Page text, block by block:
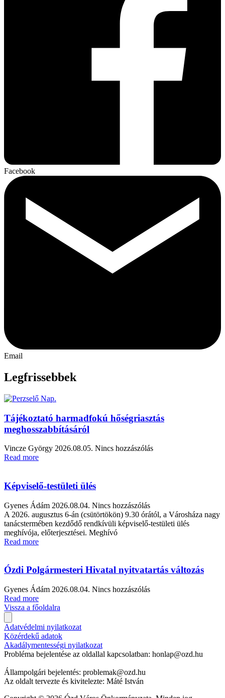
Facebook
Email
Legfrissebbek
Tájékoztató harmadfokú hőségriasztás
meghosszabbításáról
Vincze György 2026.08.05. Nincs hozzászólás
Read more
Képviselő-testületi ülés
Gyenes Ádám 2026.08.04. Nincs hozzászólás
A 2026. augusztus 6-án (csütörtökön) 9.30 órától, a Városháza nagy
tanácstermében kezdődő rendkívüli képviselő-testületi ülés
meghívója, előterjesztései. Meghívó
Read more
Ózdi Polgármesteri Hivatal nyitvatartás változás
Gyenes Ádám 2026.08.04. Nincs hozzászólás
Read more
Vissza a főoldalra
Adatvédelmi nyilatkozat
Közérdekű adatok
Akadálymentességi nyilatkozat
Probléma bejelentése az oldallal kapcsolatban: honlap@ozd.hu
Állampolgári bejelentés: problemak@ozd.hu
Az oldalt tervezte és kivitelezte: Máté István